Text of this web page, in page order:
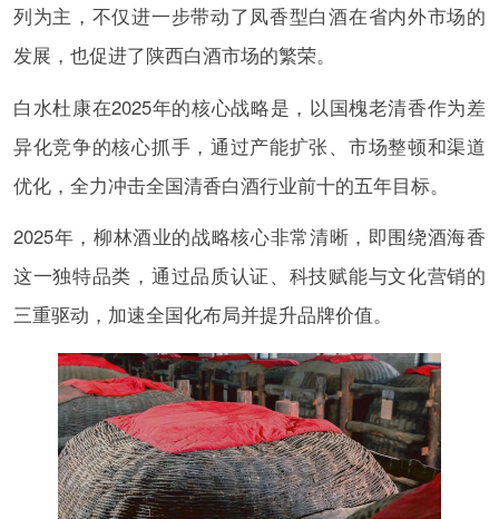
列为主，不仅进一步带动了凤香型白酒在省内外市场的
发展，也促进了陕西白酒市场的繁荣。
白水杜康在2025年的核心战略是，以国槐老清香作为差
异化竞争的核心抓手，通过产能扩张、市场整顿和渠道
优化，全力冲击全国清香白酒行业前十的五年目标。
2025年，柳林酒业的战略核心非常清晰，即围绕酒海香
这一独特品类，通过品质认证、科技赋能与文化营销的
三重驱动，加速全国化布局并提升品牌价值。